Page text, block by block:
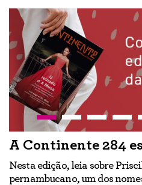
A Continente 284
Nesta edição, leia sobre
pernambucano, um dos